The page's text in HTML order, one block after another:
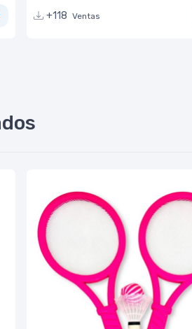
+118 Ventas